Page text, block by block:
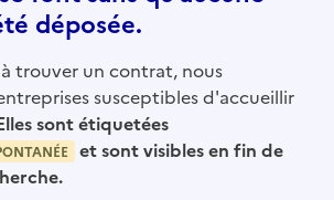
déposée.
trouver un contrat, nous
susceptibles d'accueillir
sont étiquetées
et sont visibles en fin de